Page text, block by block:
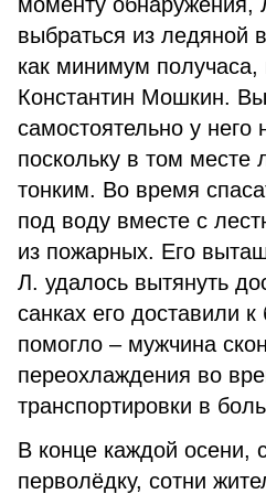
выбраться из ледяной
как минимум получаса,
Константин Мошкин.
самостоятельно у
поскольку в том месте
тонким. Во время
под воду вместе с
из пожарных. Его
Л. удалось вытянуть
санках его доставили
помогло – мужчина
переохлаждения во
транспортировки в
В конце каждой осени,
перволёдку, сотни